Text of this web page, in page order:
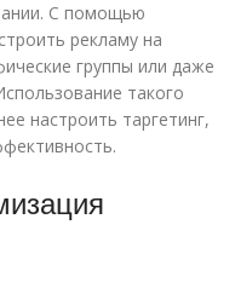
С помощью
рекламу на
группы или даже
такого
настроить таргетинг,